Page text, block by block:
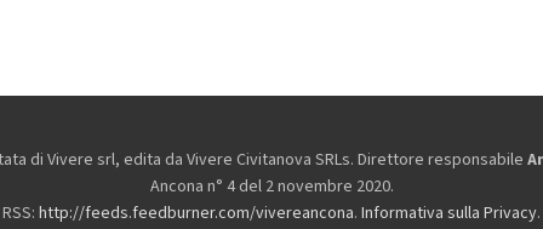
di Vivere srl, edita da Vivere Civitanova SRLs. Direttore responsabile
Ancona n° 4 del 2 novembre 2020.
RSS: http://feeds.feedburner.com/vivereancona. Informativa sulla Privacy.